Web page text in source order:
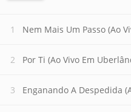
Nem Mais Um Passo (Ao
Por Ti (Ao Vivo Em
Enganando A Despedida